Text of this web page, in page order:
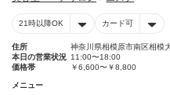
21時以降OK カード可
住所
神奈川県相模原市南区相模
本日の営業状況 11:00〜18:00
価格帯
￥6,600〜￥8,800
メニュー